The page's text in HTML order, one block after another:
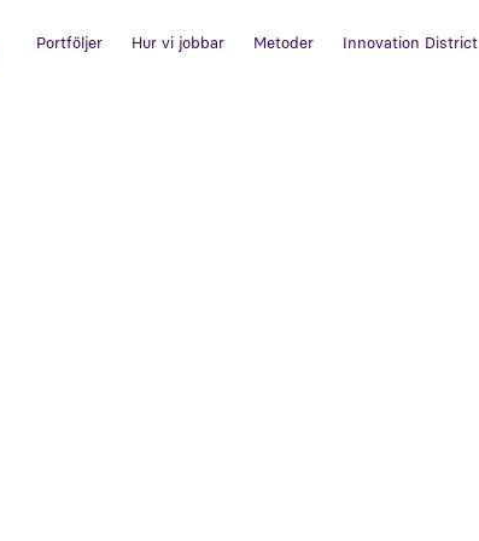
Portföljer Hur vi jobbar Metoder Innovation District